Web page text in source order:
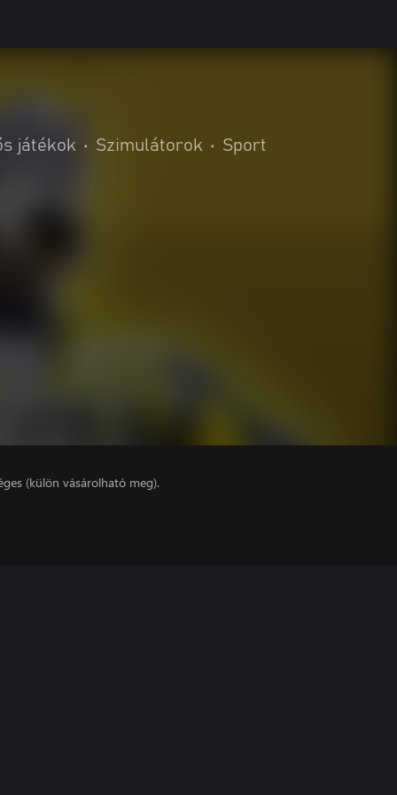
játékok • Szimulátorok • Sport
(külön vásárolható meg).